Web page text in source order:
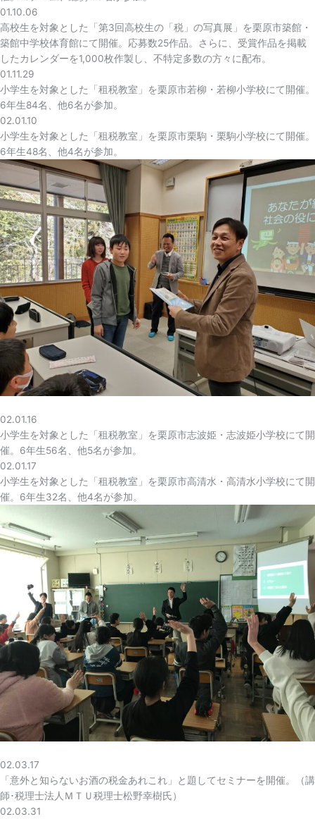
01.10.06
高校生を対象とした「第3回高校生の「税」の写真展」を栗原市築館・
築館中学校体育館にて開催。応募数25作品。さらに、受賞作品を掲載
したカレンダーを1,000枚作製し、不特定多数の方々に配布。
01.11.29
小学生を対象とした「租税教室」を栗原市若柳・若柳小学校にて開催。
6年生84名、他6名が参加。
02.01.10
小学生を対象とした「租税教室」を栗原市栗駒・栗駒小学校にて開催。
6年生48名、他4名が参加。
02.01.16
小学生を対象とした「租税教室」を栗原市志波姫・志波姫小学校にて開
催。6年生56名、他5名が参加。
02.01.17
小学生を対象とした「租税教室」を栗原市高清水・高清水小学校にて開
催。6年生32名、他4名が参加。
02.03.17
「意外と知らないお酒の税金あれこれ」と題してセミナーを開催。（講
師･税理士法人ＭＴＵ税理士松野幸樹氏）
02.03.31